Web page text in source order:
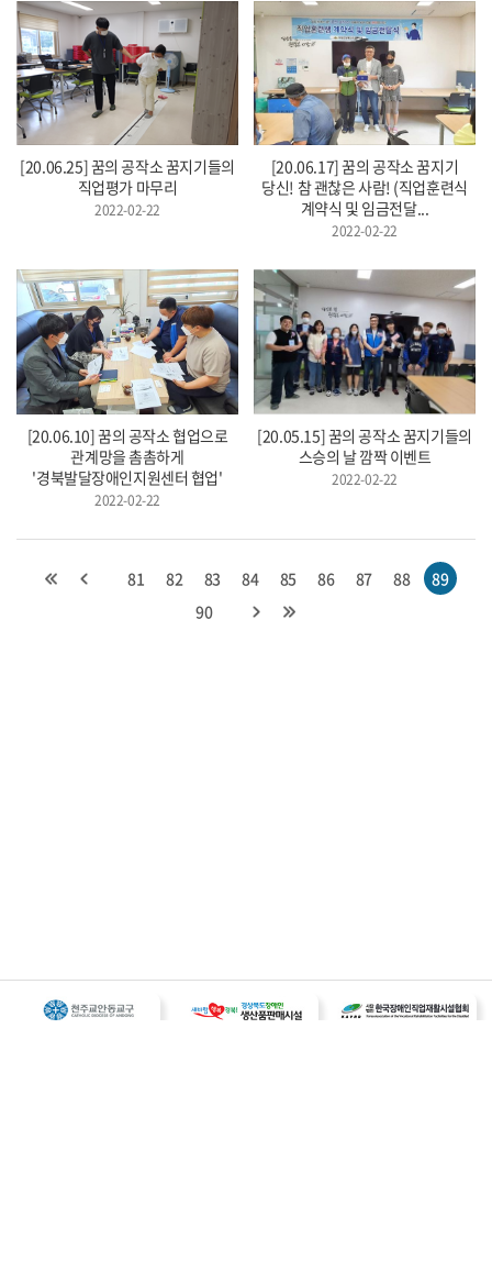
[20.06.25] 꿈의 공작소 꿈지기들의
직업평가 마무리
2022-02-22
[20.06.17] 꿈의 공작소 꿈지기
당신! 참 괜찮은 사람! (직업훈련식
계약식 및 임금전달...
2022-02-22
[20.06.10] 꿈의 공작소 협업으로
관계망을 촘촘하게
'경북발달장애인지원센터 협업'
2022-02-22
[20.05.15] 꿈의 공작소 꿈지기들의
스승의 날 깜짝 이벤트
2022-02-22
81 82 83 84 85 86 87 88
89
90